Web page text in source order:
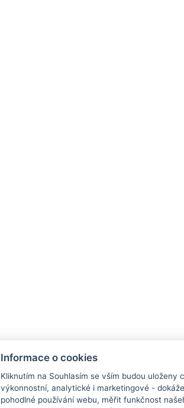
Informace o cookies
Kliknutím na Souhlasím se vším budou uloženy
výkonnostní, analytické i marketingové -
pohodlné používání webu, měřit funkčnost